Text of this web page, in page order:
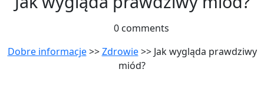
0 comments
Dobre informacje>>Zdrowie>> Jak wygląda prawdziwy
miód?